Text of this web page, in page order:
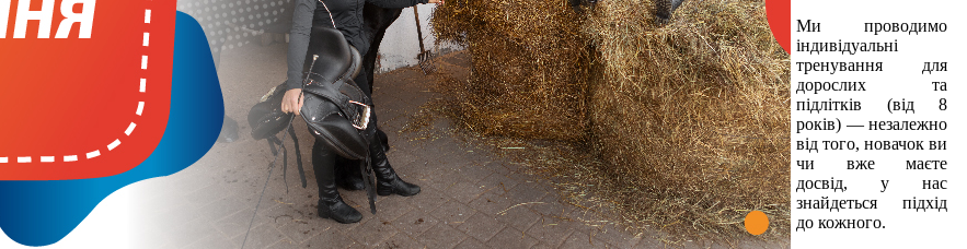
Ми проводимо
індивідуальні
тренування для
дорослих та
підлітків (від 8
років) — незалежно
від того, новачок ви
чи вже маєте
досвід, у нас
знайдеться підхід
до кожного.